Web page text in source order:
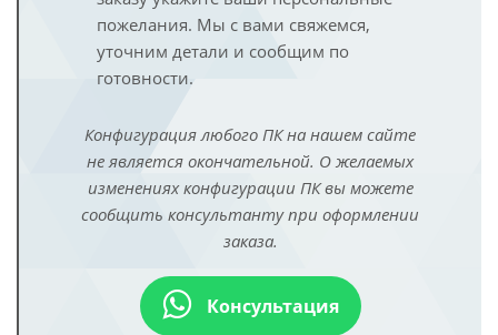
пожелания. Мы с вами свяжемся,
уточним детали и сообщим по
готовности.
Конфигурация любого ПК на нашем сайте
не является окончательной. О желаемых
изменениях конфигурации ПК вы можете
сообщить консультанту при оформлении
заказа.
Консультация